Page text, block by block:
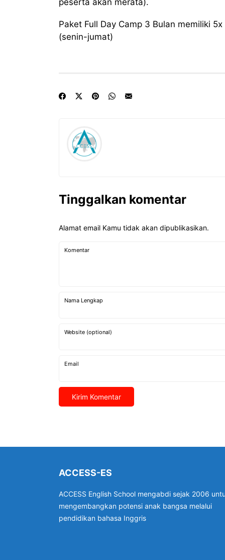
peserta akan merata).
Paket Full Day Camp 3 Bulan memiliki
(senin-jumat)
Tinggalkan komentar
Alamat email Kamu tidak akan dipublikasikan.
Komentar
Nama Lengkap
Website (optional)
Email
ACCESS-ES
ACCESS English School mengabdi sejak 2006
mengembangkan potensi anak bangsa melalui
pendidikan bahasa Inggris